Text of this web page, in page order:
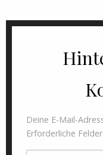
Deine E-Mail-
Erforderliche